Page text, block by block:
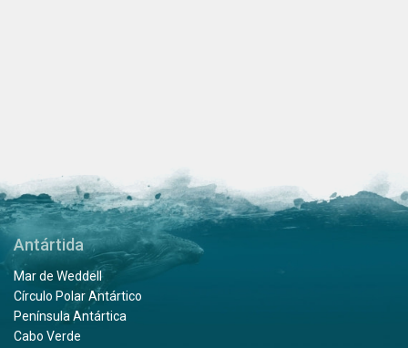
Antártida
Mar de Weddell
Círculo Polar Antártico
Península Antártica
Cabo Verde